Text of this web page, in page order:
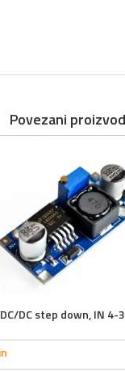
Povezani
DC step down, IN 4-